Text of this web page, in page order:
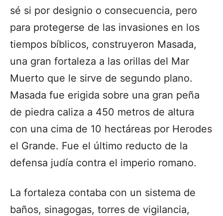
sé si por designio o consecuencia, pero
para protegerse de las invasiones en los
tiempos bíblicos, construyeron Masada,
una gran fortaleza a las orillas del Mar
Muerto que le sirve de segundo plano.
Masada fue erigida sobre una gran peña
de piedra caliza a 450 metros de altura
con una cima de 10 hectáreas por Herodes
el Grande. Fue el último reducto de la
defensa judía contra el imperio romano.
La fortaleza contaba con un sistema de
baños, sinagogas, torres de vigilancia,